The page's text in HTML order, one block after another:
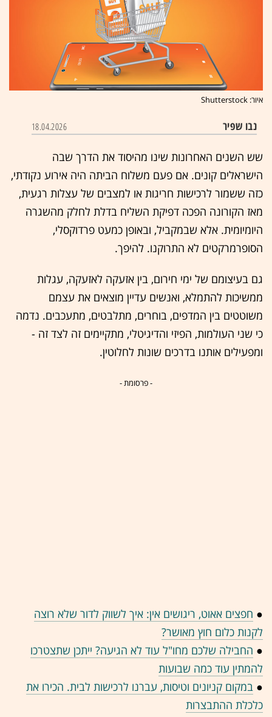
איור: Shutterstock
נבו שפיר 18.04.2026
שש השנים האחרונות שינו מהיסוד את הדרך שבה
הישראלים קונים. אם פעם משלוח הביתה היה אירוע נקודתי,
כזה ששמור לרכישות חריגות או למצבים של עצלות רגעית,
מאז הקורונה הפכה דפיקת השליח בדלת לחלק מהשגרה
היומיומית. אלא שבמקביל, ובאופן כמעט פרדוקסלי,
הסופרמרקטים לא התרוקנו. להיפך.
גם בעיצומם של ימי חירום, בין אזעקה לאזעקה, עגלות
ממשיכות להתמלא, ואנשים עדיין מוצאים את עצמם
משוטטים בין המדפים, בוחרים, מתלבטים, מתעכבים. נדמה
כי שני העולמות, הפיזי והדיגיטלי, מתקיימים זה לצד זה -
ומפעילים אותנו בדרכים שונות לחלוטין.
- פרסומת -
● חפצים אאוט, ריגושים אין: איך לשווק לדור שלא רוצה
לקנות כלום חוץ מאושר?
● החבילה שלכם מחו"ל עוד לא הגיעה? ייתכן שתצטרכו
להמתין עוד כמה שבועות
● במקום קניונים וטיסות, עברנו לרכישות לבית. הכירו את
כלכלת ההתבצרות